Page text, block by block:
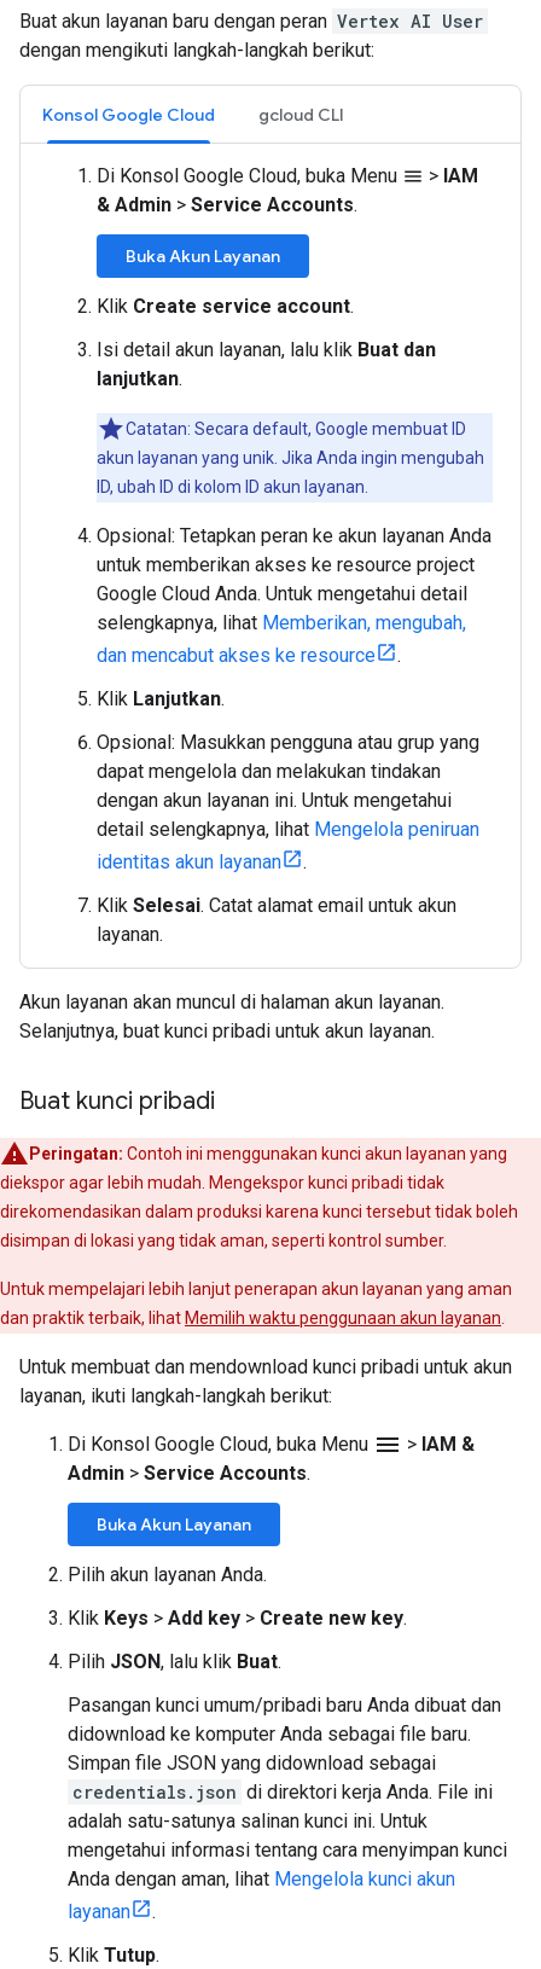
Buat akun layanan baru dengan peran Vertex AI User
dengan mengikuti langkah-langkah berikut:
Konsol Google Cloud gcloud CLI
Di Konsol Google Cloud, buka Menu menu > IAM
& Admin > Service Accounts.
Buka Akun Layanan
Klik Create service account.
Isi detail akun layanan, lalu klik Buat dan
lanjutkan.
Catatan: Secara default, Google membuat ID
akun layanan yang unik. Jika Anda ingin mengubah
ID, ubah ID di kolom ID akun layanan.
Opsional: Tetapkan peran ke akun layanan Anda
untuk memberikan akses ke resource project
Google Cloud Anda. Untuk mengetahui detail
selengkapnya, lihat Memberikan, mengubah,
dan mencabut akses ke resource
.
Klik Lanjutkan.
Opsional: Masukkan pengguna atau grup yang
dapat mengelola dan melakukan tindakan
dengan akun layanan ini. Untuk mengetahui
detail selengkapnya, lihat Mengelola peniruan
identitas akun layanan
.
Klik Selesai. Catat alamat email untuk akun
layanan.
Akun layanan akan muncul di halaman akun layanan.
Selanjutnya, buat kunci pribadi untuk akun layanan.
Buat kunci pribadi
Peringatan: Contoh ini menggunakan kunci akun layanan yang
diekspor agar lebih mudah. Mengekspor kunci pribadi tidak
direkomendasikan dalam produksi karena kunci tersebut tidak boleh
disimpan di lokasi yang tidak aman, seperti kontrol sumber.
Untuk mempelajari lebih lanjut penerapan akun layanan yang aman
dan praktik terbaik, lihat Memilih waktu penggunaan akun layanan.
Untuk membuat dan mendownload kunci pribadi untuk akun
layanan, ikuti langkah-langkah berikut:
Di Konsol Google Cloud, buka Menu menu > IAM &
Admin > Service Accounts.
Buka Akun Layanan
Pilih akun layanan Anda.
Klik Keys > Add key > Create new key.
Pilih JSON, lalu klik Buat.
Pasangan kunci umum/pribadi baru Anda dibuat dan
didownload ke komputer Anda sebagai file baru.
Simpan file JSON yang didownload sebagai
credentials.json di direktori kerja Anda. File ini
adalah satu-satunya salinan kunci ini. Untuk
mengetahui informasi tentang cara menyimpan kunci
Anda dengan aman, lihat Mengelola kunci akun
layanan
.
Klik Tutup.